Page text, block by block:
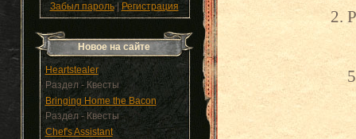
Забыл пароль|Регистрация
Новое на сайте
Heartstealer
Раздел - Квесты
Bringing Home the Bacon
Раздел - Квесты
Chef's Assistant
2.